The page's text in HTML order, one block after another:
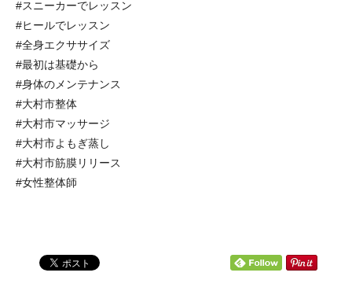
#スニーカーでレッスン
#ヒールでレッスン
#全身エクササイズ
#最初は基礎から
#身体のメンテナンス
#大村市整体
#大村市マッサージ
#大村市よもぎ蒸し
#大村市筋膜リリース
#女性整体師